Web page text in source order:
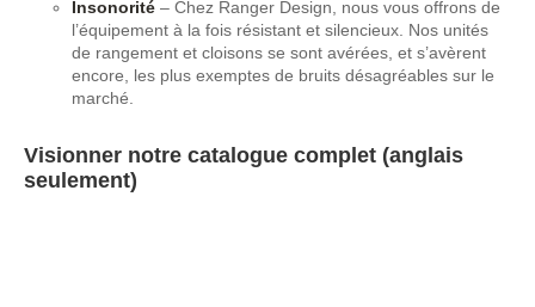
Insonorité – Chez Ranger Design, nous vous offrons de
l’équipement à la fois résistant et silencieux. Nos unités
de rangement et cloisons se sont avérées, et s’avèrent
encore, les plus exemptes de bruits désagréables sur le
marché.
Visionner notre catalogue complet (anglais
seulement)